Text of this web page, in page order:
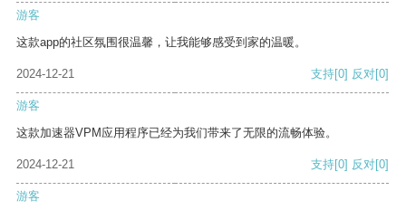
游客
这款app的社区氛围很温馨，让我能够感受到家的温暖。
2024-12-21 支持[0] 反对[0]
游客
这款加速器VPM应用程序已经为我们带来了无限的流畅体验。
2024-12-21 支持[0] 反对[0]
游客